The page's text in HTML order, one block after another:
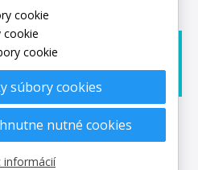
Dárek zadarmo
•izba •obliečky•krep
cookie
cookie
cookie
súbory cookies
nutné cookies
informácií